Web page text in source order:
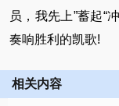
员，我先上”蓄起“
奏响胜利的凯歌!
相关内容